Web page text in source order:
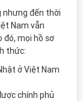
nhưng đến thời
Nam vẫn
đó, mọi hồ sơ
thức:
ở Việt Nam
chính phủ